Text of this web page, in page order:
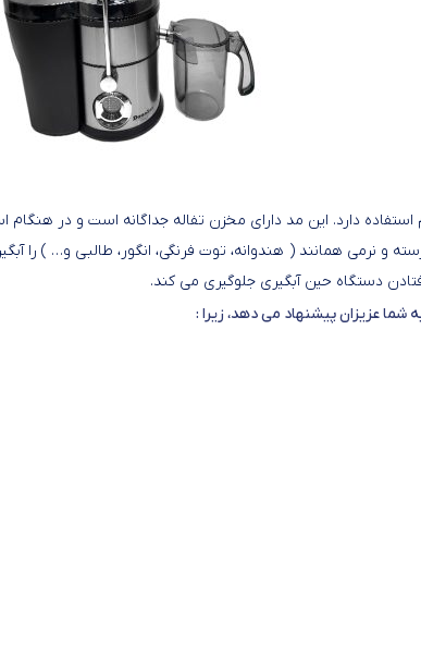
استفاده دارد. این مد دارای مخزن تفاله جداگانه است و در
همانند ( هندوانه، توت فرنگی، انگور، طالبی و… ) را
دستگاه حین آبگیری جلوگیری می کند.